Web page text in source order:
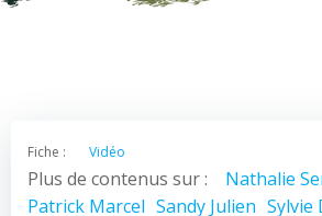
Fiche : Vidéo
Plus de contenus sur :
Nathalie
Patrick Marcel Sandy Julien Sylvie